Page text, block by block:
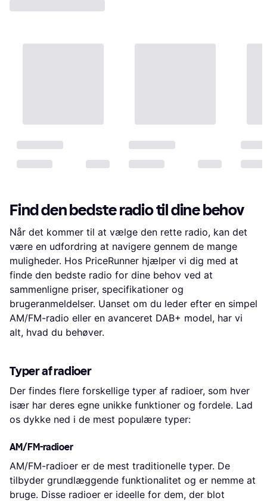
Find den bedste radio til dine behov
Når det kommer til at vælge den rette radio, kan det
være en udfordring at navigere gennem de mange
muligheder. Hos PriceRunner hjælper vi dig med at
finde den bedste radio for dine behov ved at
sammenligne priser, specifikationer og
brugeranmeldelser. Uanset om du leder efter en simpel
AM/FM-radio eller en avanceret DAB+ model, har vi
alt, hvad du behøver.
Typer af radioer
Der findes flere forskellige typer af radioer, som hver
især har deres egne unikke funktioner og fordele. Lad
os dykke ned i de mest populære typer:
AM/FM-radioer
AM/FM-radioer er de mest traditionelle typer. De
tilbyder grundlæggende funktionalitet og er nemme at
bruge. Disse radioer er ideelle for dem, der blot